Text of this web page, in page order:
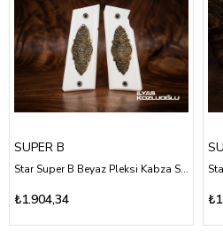
SUPER B
Star Super B Beyaz Pleksi Kabza Sarı Pirinç Logolu Özel Tasarım
₺1.904,34